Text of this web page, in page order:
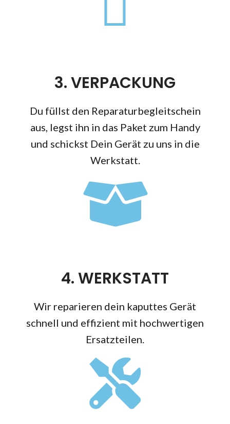
3. VERPACKUNG
Du füllst den Reparaturbegleitschein
aus, legst ihn in das Paket zum Handy
und schickst Dein Gerät zu uns in die
Werkstatt.
4. WERKSTATT
Wir reparieren dein kaputtes Gerät
schnell und effizient mit hochwertigen
Ersatzteilen.